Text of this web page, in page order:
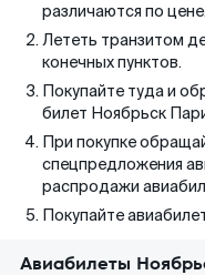
различаются по цене.
Лететь транзитом
конечных пунктов.
Покупайте туда и
билет Ноябрьск
При покупке
спецпредложения
распродажи
Покупайте
Авиабилеты